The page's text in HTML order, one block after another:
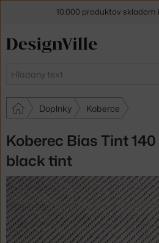
Hľadať
Doplnky Koberce
Koberec Bias Tint
black tint
10.000 produktov skladom
30 dní na